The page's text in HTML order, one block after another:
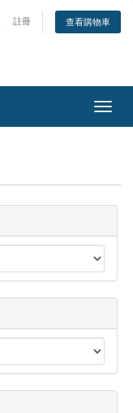
註冊 查看購物車
切
換